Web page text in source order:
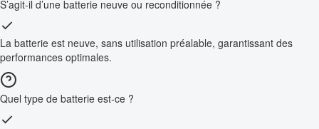
S’agit-il d’une batterie neuve ou reconditionnée ?
La batterie est neuve, sans utilisation préalable, garantissant des
performances optimales.
Quel type de batterie est-ce ?